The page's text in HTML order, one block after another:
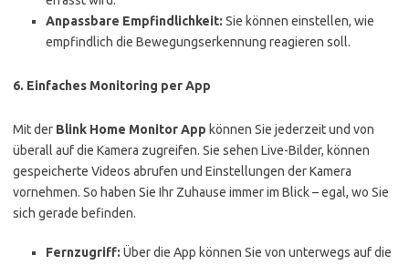
Anpassbare Empfindlichkeit: Sie können einstellen, wie
empfindlich die Bewegungserkennung reagieren soll.
6. Einfaches Monitoring per App
Mit der Blink Home Monitor App können Sie jederzeit und von
überall auf die Kamera zugreifen. Sie sehen Live-Bilder, können
gespeicherte Videos abrufen und Einstellungen der Kamera
vornehmen. So haben Sie Ihr Zuhause immer im Blick – egal, wo Sie
sich gerade befinden.
Fernzugriff: Über die App können Sie von unterwegs auf die